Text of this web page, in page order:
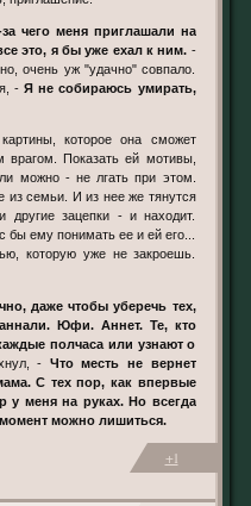
это, я бы уже ехал к ним. -
очень уж "удачно" совпало.
-Я не собираюсь умирать,
врагом. Показать ей мотивы,
можно - не лгать при этом.
из семьи. И из нее же тянутся
другие зацепки - и находит.
бы ему понимать ее и ей его...
которую уже не закроешь.
Юфи. Аннет. Те, кто
полчаса или узнают о
- Что месть не вернет
С тех пор, как впервые
у меня на руках. Но всегда
можно лишиться.
+1